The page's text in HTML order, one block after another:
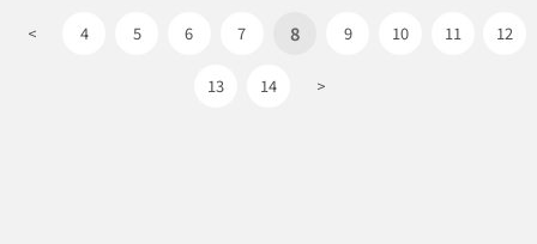
< 4 5 6 7 8 9 10 11 12
13 14 >